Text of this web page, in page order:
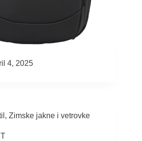
4, 2025
, Zimske jakne i vetrovke